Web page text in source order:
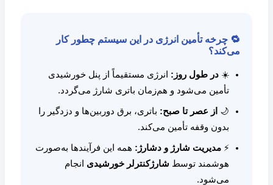
🔁 چرخه تأمین انرژی در این سیستم چطور کار
می‌کند؟
☀️ در طول روز: انرژی مستقیماً از پنل خورشیدی
تأمین می‌شود و هم‌زمان باتری شارژ می‌گردد.
🌙 از عصر تا صبح: باتری، برق دوربین‌ها و دزدگیر را
بدون وقفه تأمین می‌کند.
⚡ مدیریت شارژ و دشارژ: همه این فرآیندها به‌صورت
هوشمند توسط شارژکنترلر خورشیدی انجام
می‌شود.